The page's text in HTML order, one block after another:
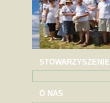
STOWARZYSZENIE
O NAS